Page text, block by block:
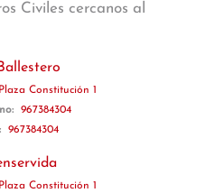
Civiles cercanos al
Plaza Constitución 1
967384304
967384304
Plaza Constitución 1